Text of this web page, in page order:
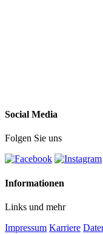
Social Media
Folgen Sie uns
Informationen
Links und mehr
Impressum Karriere